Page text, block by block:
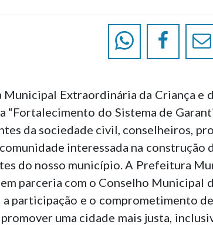
Extraordinária da Criança e
“Fortalecimento do Sistema de
da sociedade civil, conselheiros,
interessada na construção
do nosso município. A Prefeitura
parceria com o Conselho Municipal
participação e o comprometimento
uma cidade mais justa,